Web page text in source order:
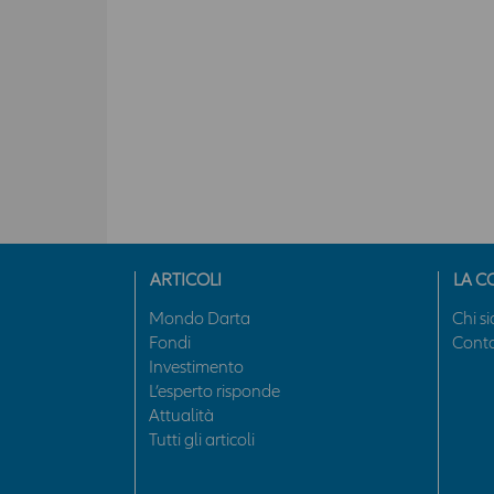
ARTICOLI
Mondo Darta
Fondi
Investimento
L’esperto risponde
Attualità
Tutti gli articoli
LA
Chi